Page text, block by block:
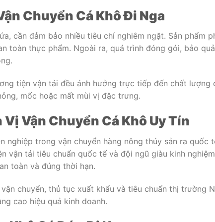
Chuyển Cá Khô Đi Nga
cần đảm bảo nhiều tiêu chí nghiêm ngặt. Sản phẩm
toàn thực phẩm. Ngoài ra, quá trình đóng gói, bảo
tiện vận tải đều ảnh hưởng trực tiếp đến chất lượng
mốc hoặc mất mùi vị đặc trưng.
Vận Chuyển Cá Khô Uy Tín
nghiệp trong vận chuyển hàng nông thủy sản ra quốc
vận tải tiêu chuẩn quốc tế và đội ngũ giàu kinh
toàn và đúng thời hạn.
chuyển, thủ tục xuất khẩu và tiêu chuẩn thị trường
cao hiệu quả kinh doanh.